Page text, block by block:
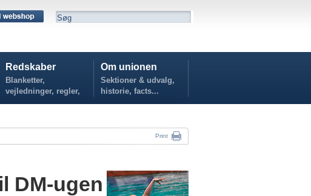
Redskaber
Blanketter,
vejledninger, regler,
politikker...
Om unionen
Sektioner & udvalg,
historie, facts...
Print
DM-ugen